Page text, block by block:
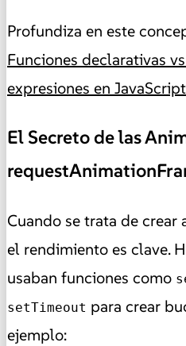
Profundiza en este
Funciones declarativas
expresiones en JavaScript
El Secreto de las
Cuando se trata de crear
el rendimiento es clave.
usaban funciones como
setTimeout para crear
ejemplo: